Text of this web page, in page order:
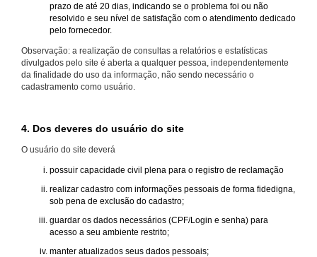
prazo de até 20 dias, indicando se o problema foi ou não
resolvido e seu nível de satisfação com o atendimento dedicado
pelo fornecedor.
Observação: a realização de consultas a relatórios e estatísticas
divulgados pelo site é aberta a qualquer pessoa, independentemente
da finalidade do uso da informação, não sendo necessário o
cadastramento como usuário.
4. Dos deveres do usuário do site
O usuário do site deverá
possuir capacidade civil plena para o registro de reclamação
realizar cadastro com informações pessoais de forma fidedigna,
sob pena de exclusão do cadastro;
guardar os dados necessários (CPF/Login e senha) para
acesso a seu ambiente restrito;
manter atualizados seus dados pessoais;